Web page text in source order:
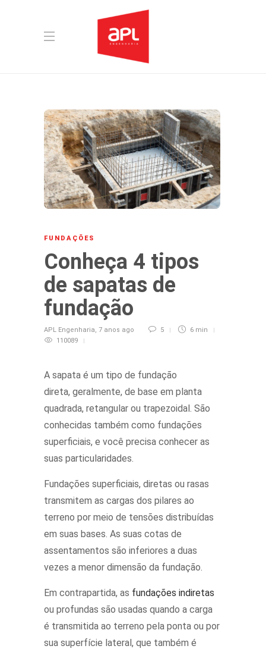
FUNDAÇÕES
Conheça 4 tipos
de sapatas de
fundação
APL Engenharia, 7 anos ago 5
6 min
110089
A sapata é um tipo de fundação
direta, geralmente, de base em planta
quadrada, retangular ou trapezoidal. São
conhecidas também como fundações
superficiais, e você precisa conhecer as
suas particularidades.
Fundações superficiais, diretas ou rasas
transmitem as cargas dos pilares ao
terreno por meio de tensões distribuídas
em suas bases. As suas cotas de
assentamentos são inferiores a duas
vezes a menor dimensão da fundação.
Em contrapartida, as fundações indiretas
ou profundas são usadas quando a carga
é transmitida ao terreno pela ponta ou por
sua superfície lateral, que também é